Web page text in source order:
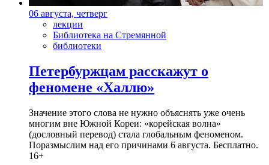
06 августа, четверг
лекции
Библиотека на Стремянной
библиотеки
Петербуржцам расскажут о
феномене «Халлю»
Значение этого слова не нужно объяснять уже очень
многим вне Южной Кореи: «корейская волна»
(дословный перевод) стала глобальным феноменом.
Поразмыслим над его причинами 6 августа. Бесплатно.
16+